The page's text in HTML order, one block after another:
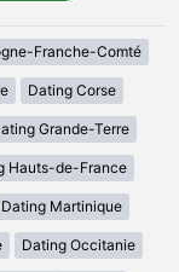
Franche-Comté
Dating Corse
Grande-Terre
Hauts-de-France
Dating Martinique
Dating Occitanie